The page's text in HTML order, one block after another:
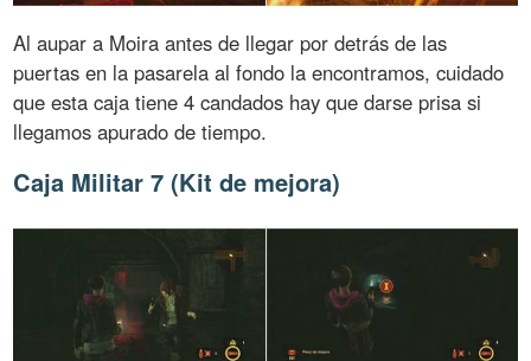
Al aupar a Moira antes de llegar por detrás de las
puertas en la pasarela al fondo la encontramos, cuidado
que esta caja tiene 4 candados hay que darse prisa si
llegamos apurado de tiempo.
Caja Militar 7 (Kit de mejora)